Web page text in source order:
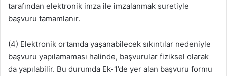
tarafından elektronik imza ile imzalanmak suretiyle
başvuru tamamlanır.
(4) Elektronik ortamda yaşanabilecek sıkıntılar nedeniyle
başvuru yapılamaması halinde, başvurular fiziksel olarak
da yapılabilir. Bu durumda Ek-1’de yer alan başvuru formu